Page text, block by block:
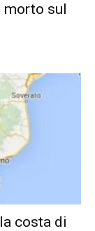
morto sul
costa di